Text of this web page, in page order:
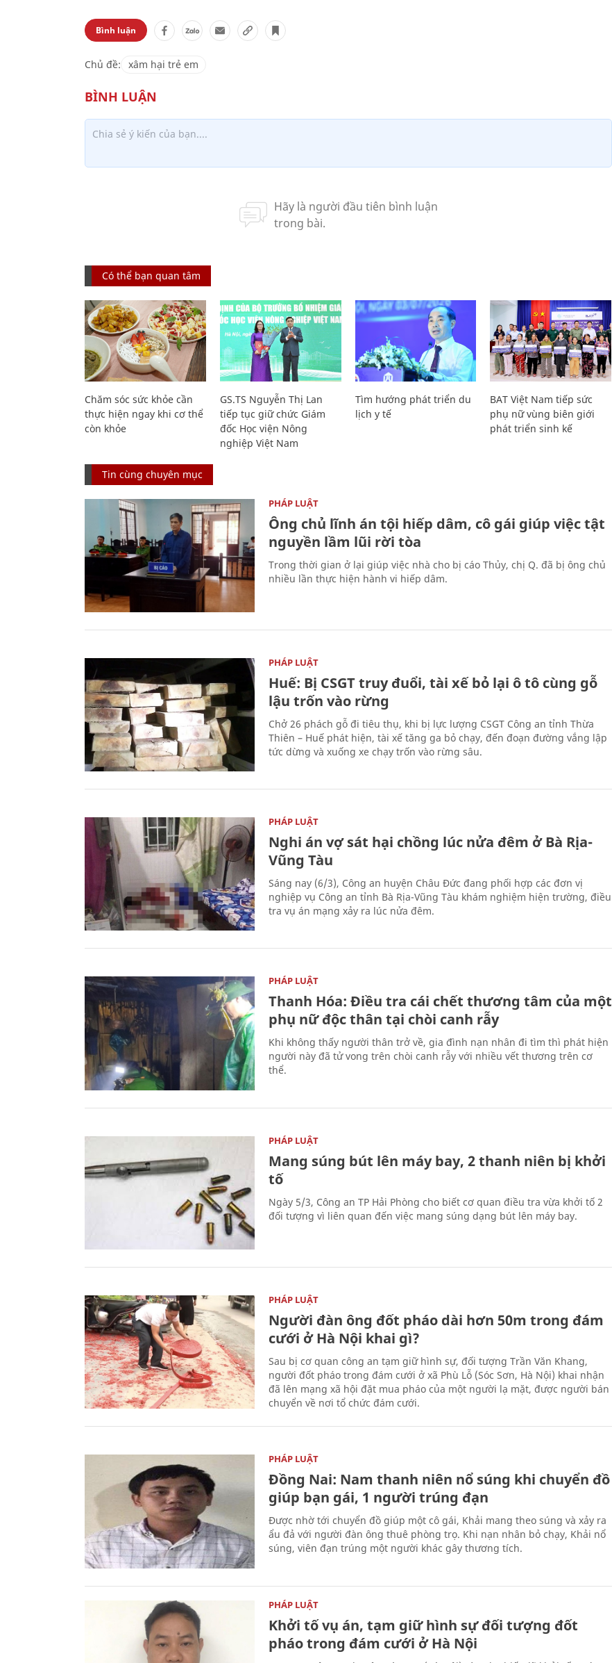
Bình luận
Chủ đề: xâm hại trẻ em
Có thể bạn quan tâm
Chăm sóc sức khỏe cần
thực hiện ngay khi cơ thể
còn khỏe
GS.TS Nguyễn Thị Lan
tiếp tục giữ chức Giám
đốc Học viện Nông
nghiệp Việt Nam
Tìm hướng phát triển du
lịch y tế
BAT Việt Nam tiếp sức
phụ nữ vùng biên giới
phát triển sinh kế
Tin cùng chuyên mục
PHÁP LUẬT
Ông chủ lĩnh án tội hiếp dâm, cô gái giúp việc tật
nguyền lầm lũi rời tòa
Trong thời gian ở lại giúp việc nhà cho bị cáo Thủy, chị Q. đã bị ông chủ
nhiều lần thực hiện hành vi hiếp dâm.
PHÁP LUẬT
Huế: Bị CSGT truy đuổi, tài xế bỏ lại ô tô cùng gỗ
lậu trốn vào rừng
Chở 26 phách gỗ đi tiêu thụ, khi bị lực lượng CSGT Công an tỉnh Thừa
Thiên – Huế phát hiện, tài xế tăng ga bỏ chạy, đến đoạn đường vắng lập
tức dừng và xuống xe chạy trốn vào rừng sâu.
PHÁP LUẬT
Nghi án vợ sát hại chồng lúc nửa đêm ở Bà Rịa-
Vũng Tàu
Sáng nay (6/3), Công an huyện Châu Đức đang phối hợp các đơn vị
nghiệp vụ Công an tỉnh Bà Rịa-Vũng Tàu khám nghiệm hiện trường, điều
tra vụ án mạng xảy ra lúc nửa đêm.
PHÁP LUẬT
Thanh Hóa: Điều tra cái chết thương tâm của một
phụ nữ độc thân tại chòi canh rẫy
Khi không thấy người thân trở về, gia đình nạn nhân đi tìm thì phát hiện
người này đã tử vong trên chòi canh rẫy với nhiều vết thương trên cơ
thể.
PHÁP LUẬT
Mang súng bút lên máy bay, 2 thanh niên bị khởi
tố
Ngày 5/3, Công an TP Hải Phòng cho biết cơ quan điều tra vừa khởi tố 2
đối tượng vì liên quan đến việc mang súng dạng bút lên máy bay.
PHÁP LUẬT
Người đàn ông đốt pháo dài hơn 50m trong đám
cưới ở Hà Nội khai gì?
Sau bị cơ quan công an tạm giữ hình sự, đối tượng Trần Văn Khang,
người đốt pháo trong đám cưới ở xã Phù Lỗ (Sóc Sơn, Hà Nội) khai nhận
đã lên mạng xã hội đặt mua pháo của một người lạ mặt, được người bán
chuyển về nơi tổ chức đám cưới.
PHÁP LUẬT
Đồng Nai: Nam thanh niên nổ súng khi chuyển đồ
giúp bạn gái, 1 người trúng đạn
Được nhờ tới chuyển đồ giúp một cô gái, Khải mang theo súng và xảy ra
ẩu đả với người đàn ông thuê phòng trọ. Khi nạn nhân bỏ chạy, Khải nổ
súng, viên đạn trúng một người khác gây thương tích.
PHÁP LUẬT
Khởi tố vụ án, tạm giữ hình sự đối tượng đốt
pháo trong đám cưới ở Hà Nội